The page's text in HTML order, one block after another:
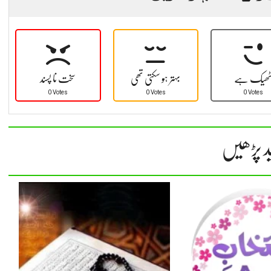
سخت نا پسند
0 Votes
بہتر ہو سکتی تھی
0 Votes
ہے
0 Votes
پڑھیں